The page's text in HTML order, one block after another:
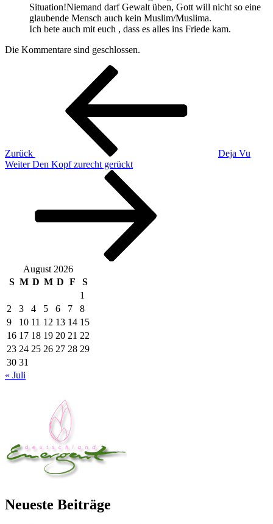
Situation!Niemand darf Gewalt üben, Gott will nicht so eine
glaubende Mensch auch kein Muslim/Muslima.
Ich bete auch mit euch , dass es alles ins Friede kam.
Die Kommentare sind geschlossen.
Beitragsnavigation
Zurück
Deja Vu
Nächster
Weiter Den Kopf zurecht gerückt
August 2026
S M D M D F
S
1
2
3 4 5 6 7
8
9
10 11 12 13 14 15
16 17 18 19 20 21 22
23 24 25 26 27 28 29
30 31
« Juli
Neueste Beiträge